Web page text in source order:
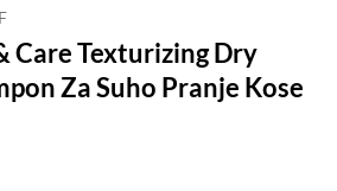
Care Texturizing Dry
Za Suho Pranje Kose